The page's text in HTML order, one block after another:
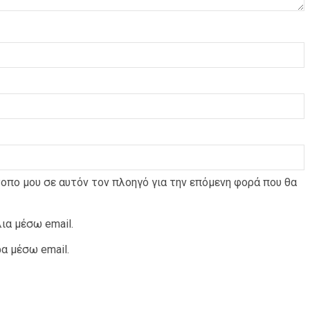
μου σε αυτόν τον πλοηγό για την επόμενη φορά που θα
μέσω email.
μέσω email.
ΝΔ και
στο